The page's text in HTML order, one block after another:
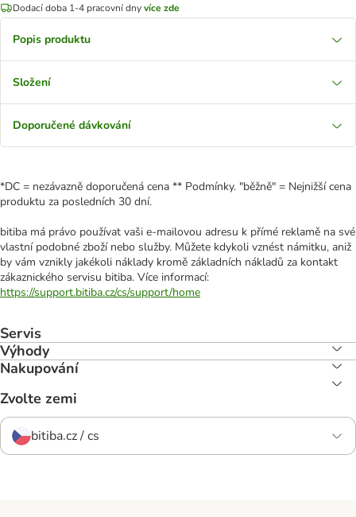
Dodací doba 1-4 pracovní dnyvíce zde
Popis produktu
Složení
Doporučené dávkování
*DC = nezávazně doporučená cena ** Podmínky. "běžně" = Nejnižší cena
produktu za posledních 30 dní.
bitiba má právo používat vaši e-mailovou adresu k přímé reklamě na své
vlastní podobné zboží nebo služby. Můžete kdykoli vznést námitku, aniž
by vám vznikly jakékoli náklady kromě základních nákladů za kontakt
zákaznického servisu bitiba. Více informací:
https://support.bitiba.cz/cs/support/home
Servis
Výhody
Nakupování
Zvolte zemi
bitiba.cz / cs